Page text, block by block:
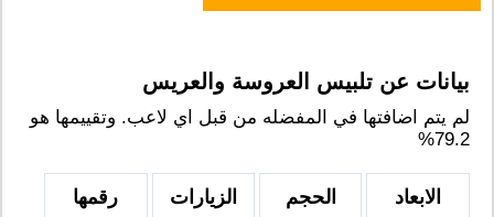
بيانات عن تلبيس العروسة والعريس
لم يتم اضافتها في المفضله من قبل اي لاعب. وتقييمها هو
79.2%
الابعاد
الحجم
الزيارات
رقمها